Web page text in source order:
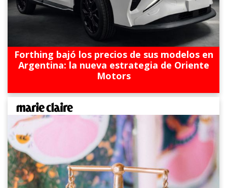
Forthing bajó los precios de sus modelos en
Argentina: la nueva estrategia de Oriente
Motors